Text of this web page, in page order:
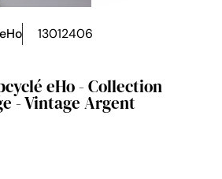
eHo 13012406
eHo - Collection
- Vintage Argent